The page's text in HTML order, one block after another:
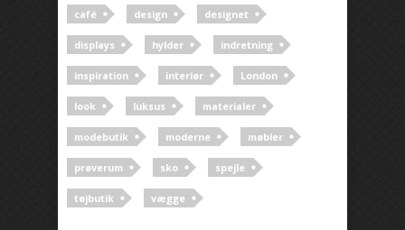
café design designet
displays hylder indretning
inspiration interiør London
look luksus materialer
modebutik moderne møbler
prøverum sko spejle
tøjbutik vægge